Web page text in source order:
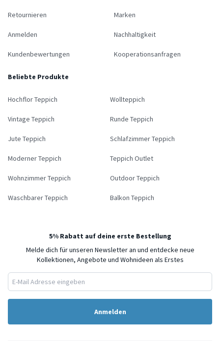
Retournieren
Anmelden
Kundenbewertungen
Marken
Nachhaltigkeit
Kooperationsanfragen
Beliebte Produkte
Hochflor Teppich Wollteppich
Vintage Teppich Runde Teppich
Jute Teppich Schlafzimmer Teppich
Moderner Teppich Teppich Outlet
Wohnzimmer Teppich Outdoor Teppich
Waschbarer Teppich Balkon Teppich
5% Rabatt auf deine erste Bestellung
Melde dich für unseren Newsletter an und entdecke neue
Kollektionen, Angebote und Wohnideen als Erstes
Anmelden